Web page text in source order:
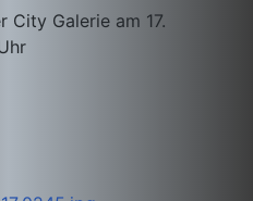
Galerie am 17.